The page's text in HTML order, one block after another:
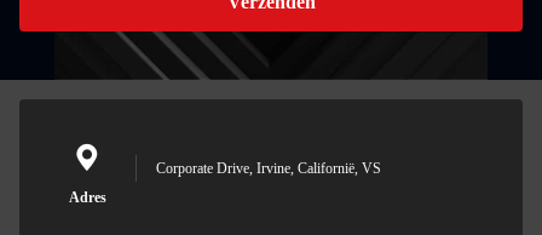
Adres
Corporate Drive, Irvine, Californië, VS